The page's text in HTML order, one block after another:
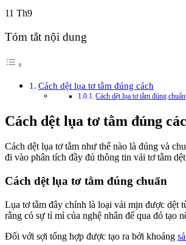
11 Th9
Tóm tắt nội dung
Cách dệt lụa tơ tằm đúng cách
Cách dệt lụa tơ tằm đúng chuẩn
Cách dệt lụa tơ tằm đúng
Cách dệt lụa tơ tằm như thế nào là đúng và
đi vào phân tích đầy đủ thông tin vải tơ tằm
Cách dệt lụa tơ tằm đúng chuẩn
Lụa tơ tằm đây chính là loại vải mịn được dệt
rằng có sự tỉ mỉ của nghệ nhân để qua đó tạo
Đối với sợi tổng hợp được tạo ra bởi khoáng